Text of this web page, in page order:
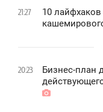
21:27
10
20:23
Бизнес-план